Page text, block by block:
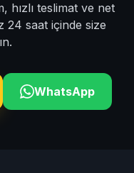
hızlı teslimat ve net
24 saat içinde size
WhatsApp